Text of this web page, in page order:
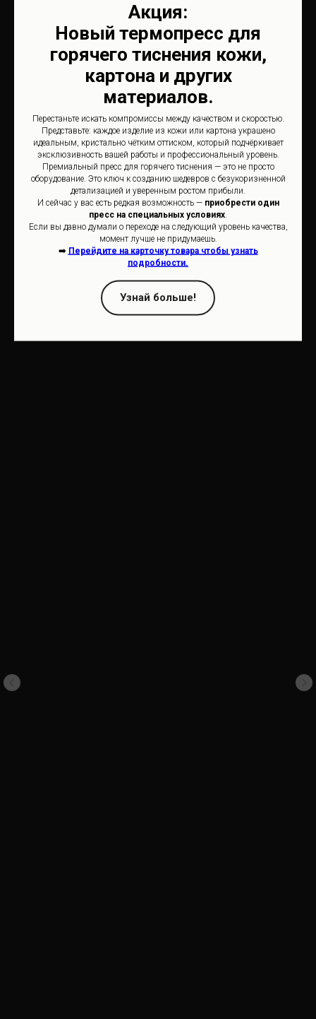
Акция:
Новый термопресс для
горячего тиснения кожи,
картона и других
материалов.
Перестаньте искать компромиссы между качеством и скоростью.
Представьте: каждое изделие из кожи или картона украшено
идеальным, кристально чётким оттиском, который подчёркивает
эксклюзивность вашей работы и профессиональный уровень.
Премиальный пресс для горячего тиснения — это не просто
оборудование. Это ключ к созданию шедевров с безукоризненной
детализацией и уверенным ростом прибыли.
И сейчас у вас есть редкая возможность — приобрести один
пресс на специальных условиях
Если вы давно думали о переходе на следующий уровень качества,
момент лучше не придумаешь.
➡️ Перейдите на карточку товара чтобы узнать
подробности.
Узнай больше!